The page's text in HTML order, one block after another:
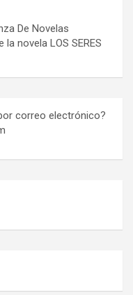
De Novelas
novela LOS SERES
correo electrónico?